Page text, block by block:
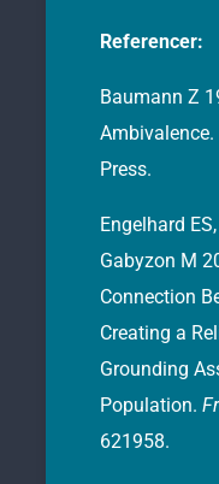
Referencer:
Baumann Z
Press.
Engelhard
Gabyzon M
Connection
Creating a
Grounding
Population.
621958.